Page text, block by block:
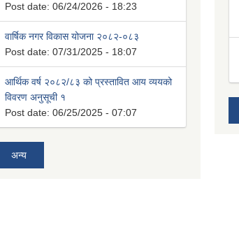
Post date: 06/24/2026 - 18:23
वार्षिक नगर विकास योजना २०८२-०८३
Post date: 07/31/2025 - 18:07
आर्थिक वर्ष २०८२/८३ को प्रस्तावित आय व्ययको
विवरण अनुसूची १
Post date: 06/25/2025 - 07:07
अन्य